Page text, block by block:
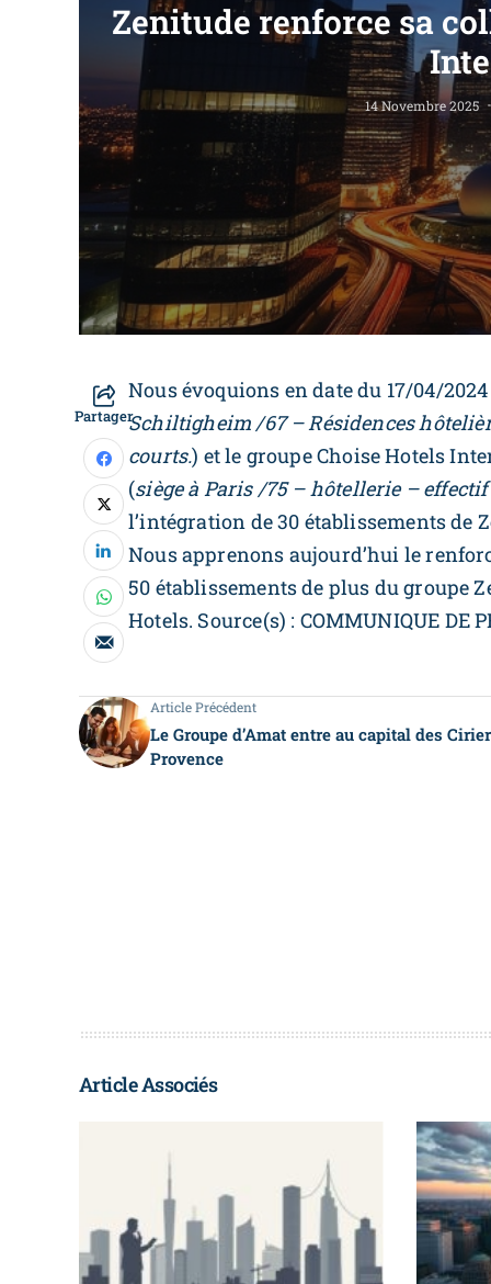
Zenitude renforce sa
14 Novembre 2025
Partager
Nous évoquions en date du 17/04/
Schiltigheim /67 – Résidences
courts.) et le groupe Choise Hotels
(siège à Paris /75 – hôtellerie – effectif
l’intégration de 30 établissements de
Nous apprenons aujourd’hui le
50 établissements de plus du groupe
Hotels. Source(s) : COMMUNIQUE DE
Article Précédent
Le Groupe d’Amat entre au capital des
Provence
Article Associés